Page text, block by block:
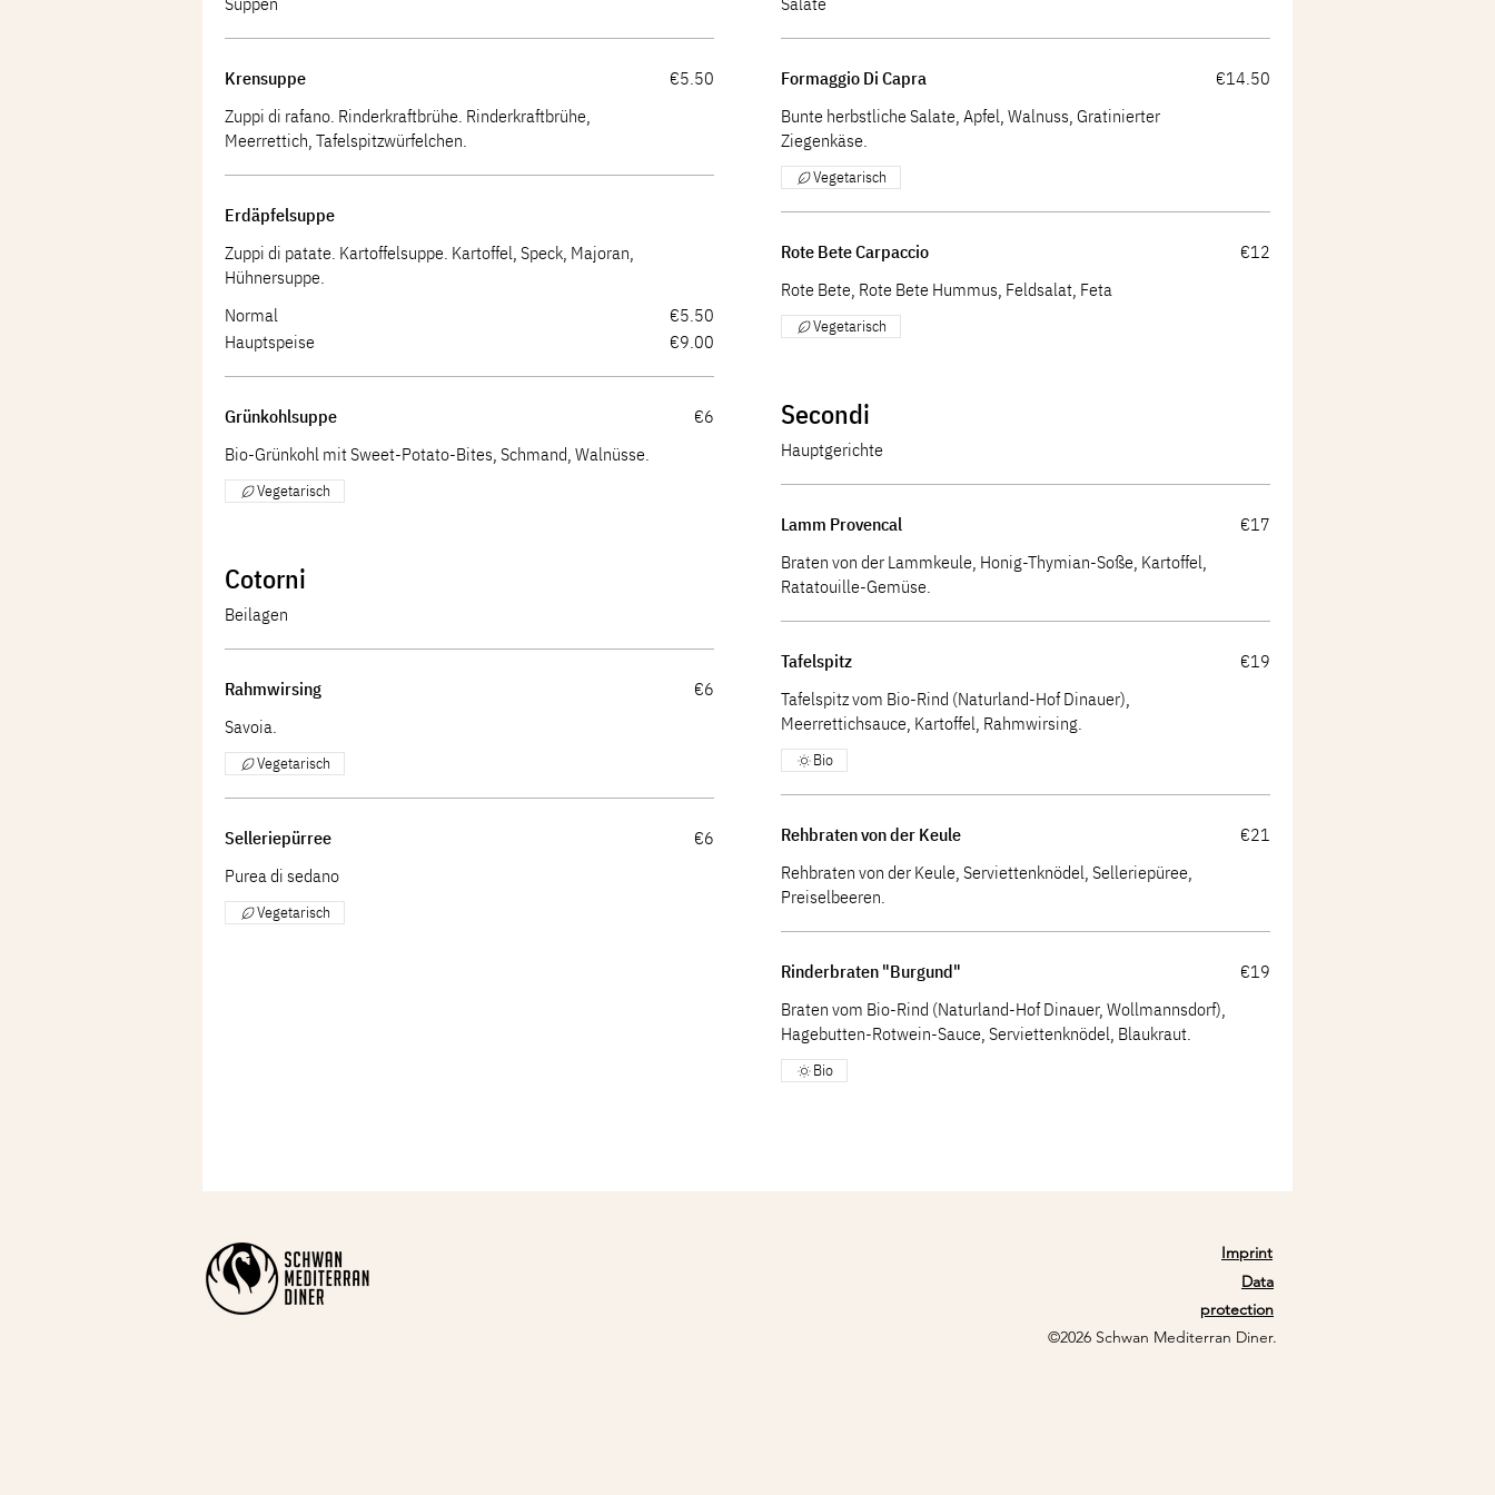
Krensuppe
Zuppi di rafano. Rinderkraftbrühe. Rinderkraftbrühe,
Meerrettich, Tafelspitzwürfelchen.
€5.50
Erdäpfelsuppe
Zuppi di patate. Kartoffelsuppe. Kartoffel, Speck, Majoran,
Hühnersuppe.
Normal
€5.50
Hauptspeise
€9.00
Grünkohlsuppe
Bio-Grünkohl mit Sweet-Potato-Bites, Schmand, Walnüsse.
€6
Vegetarisch
Cotorni
Beilagen
Rahmwirsing
Savoia.
€6
Vegetarisch
Selleriepürree
Purea di sedano
€6
Vegetarisch
Formaggio Di Capra
Bunte herbstliche Salate, Apfel, Walnuss, Gratinierter
Ziegenkäse.
€14.50
Vegetarisch
Rote Bete Carpaccio
Rote Bete, Rote Bete Hummus, Feldsalat, Feta
€12
Vegetarisch
Secondi
Hauptgerichte
Lamm Provencal
Braten von der Lammkeule, Honig-Thymian-Soße, Kartoffel,
Ratatouille-Gemüse.
€17
Tafelspitz
Tafelspitz vom Bio-Rind (Naturland-Hof Dinauer),
Meerrettichsauce, Kartoffel, Rahmwirsing.
€19
Bio
Rehbraten von der Keule
Rehbraten von der Keule, Serviettenknödel, Selleriepüree,
Preiselbeeren.
€21
Rinderbraten "Burgund"
Braten vom Bio-Rind (Naturland-Hof Dinauer, Wollmannsdorf),
Hagebutten-Rotwein-Sauce, Serviettenknödel, Blaukraut.
€19
Bio
Imprint
Data
protection
©2026 Schwan Mediterran Diner.